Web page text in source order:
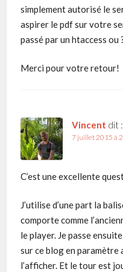
simplement autorisé le
aspirer le pdf sur votre
passé par un htaccess ou
Merci pour votre retour!
Vincent dit :
7 juillet 2015 à
C’est une excellente
J’utilise d’une part la
comporte comme
le player. Je passe
sur ce blog en paramètre
l’afficher. Et le tour est